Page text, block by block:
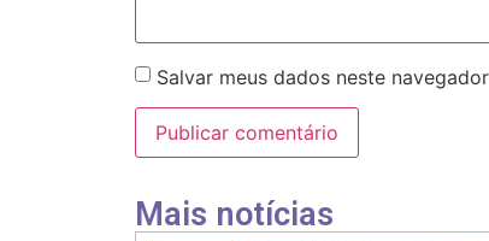
Salvar meus dados neste
Mais notícias